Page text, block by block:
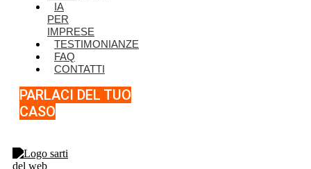
IA
PER
IMPRESE
TESTIMONIANZE
FAQ
CONTATTI
PARLACI DEL TUO
CASO